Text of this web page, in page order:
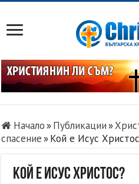
Начало»Публикации»
спасение»Кой е Исус
Кой е Исус Христос?